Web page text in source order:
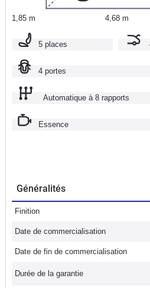
1,85 m 4,68 m
5 places
4 portes
Automatique à 8 rapports
Essence
Généralités
Finition
Date de commercialisation
Date de fin de commercialisation
Durée de la garantie